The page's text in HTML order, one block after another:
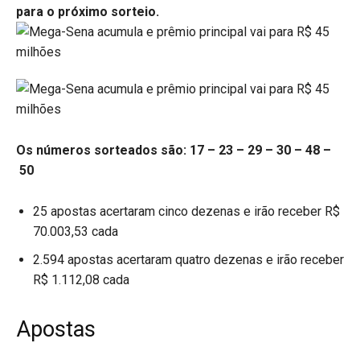
para o próximo sorteio.
Os números sorteados são: 17 – 23 – 29 – 30 – 48 –
50
25 apostas acertaram cinco dezenas e irão receber R$
70.003,53 cada
2.594 apostas acertaram quatro dezenas e irão receber
R$ 1.112,08 cada
Apostas